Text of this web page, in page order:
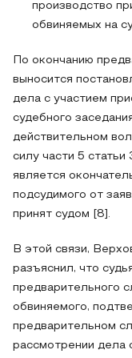
производство
обвиняемых на
По окончанию
выносится
дела с участием
судебного
действительном
силу части 5
является
подсудимого от
принят судом [8].
В этой связи,
разъяснил, что
предварительного
обвиняемого,
предварительном
рассмотрении дела